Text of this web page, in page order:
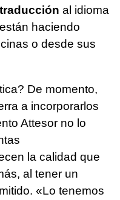
traducción al idioma
haciendo
o desde sus
De momento,
a incorporarlos
Attesor no lo
la calidad que
al tener un
«Lo tenemos